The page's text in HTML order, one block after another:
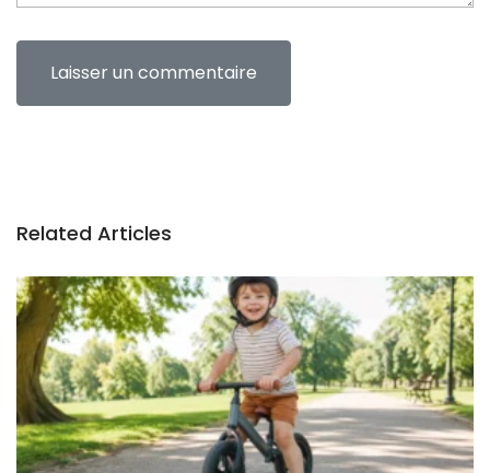
Related Articles